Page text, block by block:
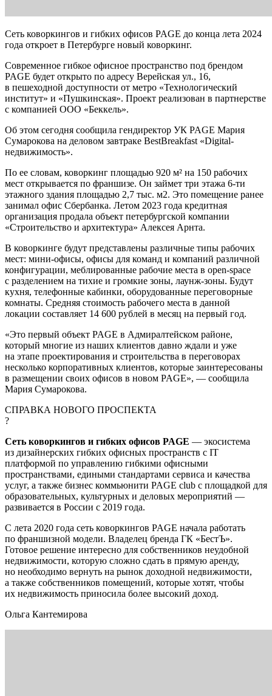
Сеть коворкингов и гибких офисов PAGE до конца лета 2024
года откроет в Петербурге новый коворкинг.
Современное гибкое офисное пространство под брендом
PAGE будет открыто по адресу Верейская ул., 16,
в пешеходной доступности от метро «Технологический
институт» и «Пушкинская». Проект реализован в партнерстве
с компанией ООО «Беккель».
Об этом сегодня сообщила гендиректор УК PAGE Мария
Сумарокова на деловом завтраке BestBreakfast «Digital-
недвижимость».
По ее словам, коворкинг площадью 920 м² на 150 рабочих
мест открывается по франшизе. Он займет три этажа 6-ти
этажного здания площадью 2,7 тыс. м2. Это помещение ранее
занимал офис Сбербанка. Летом 2023 года кредитная
организация продала объект петербургской компании
«Строительство и архитектура» Алексея Арнта.
В коворкинге будут представлены различные типы рабочих
мест: мини-офисы, офисы для команд и компаний различной
конфигурации, меблированные рабочие места в open-space
с разделением на тихие и громкие зоны, лаунж-зоны. Будут
кухня, телефонные кабинки, оборудованные переговорные
комнаты. Средняя стоимость рабочего места в данной
локации составляет 14 600 рублей в месяц на первый год.
«Это первый объект PAGE в Адмиралтейском районе,
который многие из наших клиентов давно ждали и уже
на этапе проектирования и строительства в переговорах
несколько корпоративных клиентов, которые заинтересованы
в размещении своих офисов в новом PAGE», — сообщила
Мария Сумарокова.
СПРАВКА НОВОГО ПРОСПЕКТА
?
Сеть коворкингов и гибких офисов PAGE — экосистема
из дизайнерских гибких офисных пространств c IT
платформой по управлению гибкими офисными
пространствами, едиными стандартами сервиса и качества
услуг, а также бизнес коммьюнити PAGE club с площадкой для
образовательных, культурных и деловых мероприятий —
развивается в России с 2019 года.
С лета 2020 года сеть коворкингов PAGE начала работать
по франшизной модели. Владелец бренда ГК «БестЪ».
Готовое решение интересно для собственников неудобной
недвижимости, которую сложно сдать в прямую аренду,
но необходимо вернуть на рынок доходной недвижимости,
а также собственников помещений, которые хотят, чтобы
их недвижимость приносила более высокий доход.
Ольга Кантемирова